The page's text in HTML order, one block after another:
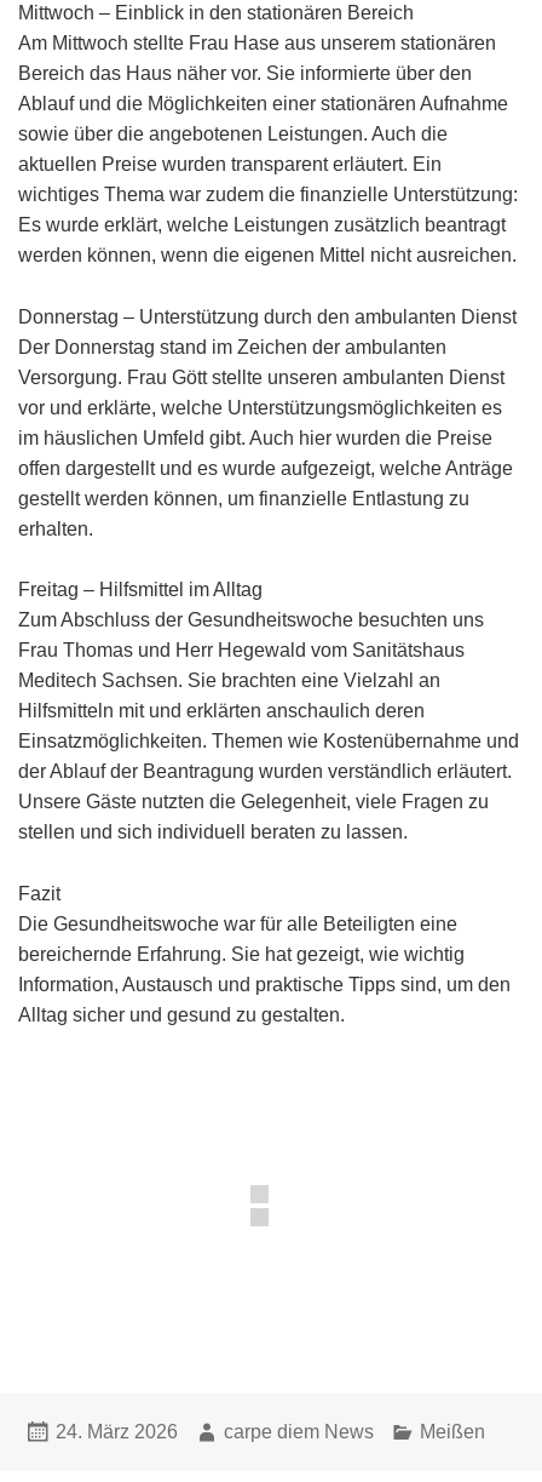
Mittwoch – Einblick in den stationären Bereich
Am Mittwoch stellte Frau Hase aus unserem stationären
Bereich das Haus näher vor. Sie informierte über den
Ablauf und die Möglichkeiten einer stationären Aufnahme
sowie über die angebotenen Leistungen. Auch die
aktuellen Preise wurden transparent erläutert. Ein
wichtiges Thema war zudem die finanzielle Unterstützung:
Es wurde erklärt, welche Leistungen zusätzlich beantragt
werden können, wenn die eigenen Mittel nicht ausreichen.
Donnerstag – Unterstützung durch den ambulanten Dienst
Der Donnerstag stand im Zeichen der ambulanten
Versorgung. Frau Gött stellte unseren ambulanten Dienst
vor und erklärte, welche Unterstützungsmöglichkeiten es
im häuslichen Umfeld gibt. Auch hier wurden die Preise
offen dargestellt und es wurde aufgezeigt, welche Anträge
gestellt werden können, um finanzielle Entlastung zu
erhalten.
Freitag – Hilfsmittel im Alltag
Zum Abschluss der Gesundheitswoche besuchten uns
Frau Thomas und Herr Hegewald vom Sanitätshaus
Meditech Sachsen. Sie brachten eine Vielzahl an
Hilfsmitteln mit und erklärten anschaulich deren
Einsatzmöglichkeiten. Themen wie Kostenübernahme und
der Ablauf der Beantragung wurden verständlich erläutert.
Unsere Gäste nutzten die Gelegenheit, viele Fragen zu
stellen und sich individuell beraten zu lassen.
Fazit
Die Gesundheitswoche war für alle Beteiligten eine
bereichernde Erfahrung. Sie hat gezeigt, wie wichtig
Information, Austausch und praktische Tipps sind, um den
Alltag sicher und gesund zu gestalten.
Veröffentlicht
24. März 2026 Autor
carpe diem News Kategorien
Meißen